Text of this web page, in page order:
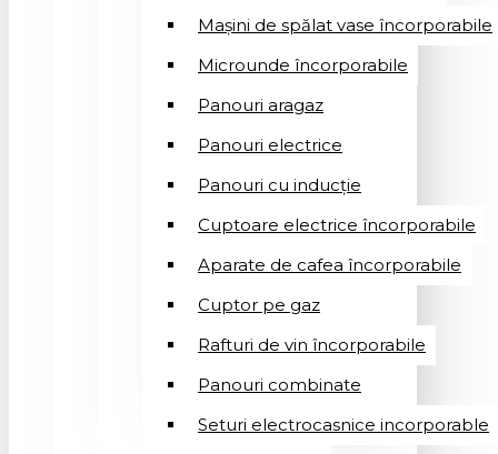
Mașini de spălat vase încorporabile
Microunde încorporabile
Panouri aragaz
Panouri electrice
Panouri cu inducție
Cuptoare electrice încorporabile
Aparate de cafea încorporabile
Cuptor pe gaz
Rafturi de vin încorporabile
Panouri combinate
Seturi electrocasnice incorporable